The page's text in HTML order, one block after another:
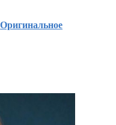
Оригинальное